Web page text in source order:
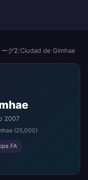
ーグ2/Ciudad de Gimhae
2007
(25,000)
FA